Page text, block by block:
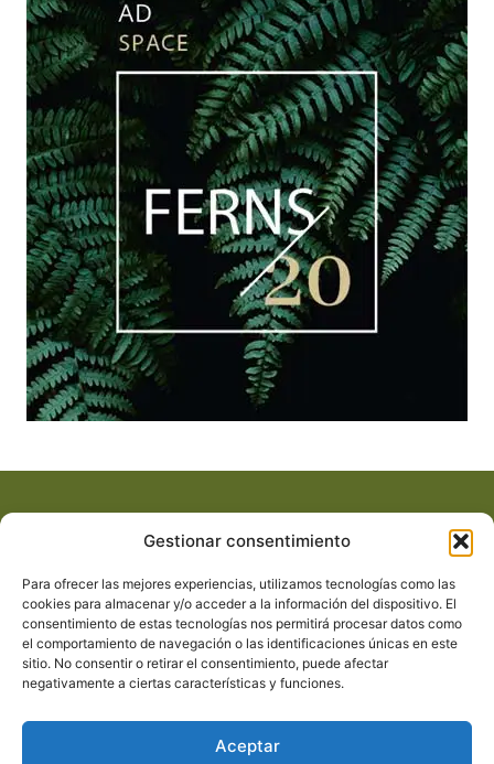
Gestionar consentimiento
Para ofrecer las mejores experiencias, utilizamos tecnologías como las
cookies para almacenar y/o acceder a la información del dispositivo. El
consentimiento de estas tecnologías nos permitirá procesar datos como
el comportamiento de navegación o las identificaciones únicas en este
sitio. No consentir o retirar el consentimiento, puede afectar
negativamente a ciertas características y funciones.
Aceptar
Press
Advertising
Legal Notice
Terms & Conditions
FAQ
Contact
Newsletter